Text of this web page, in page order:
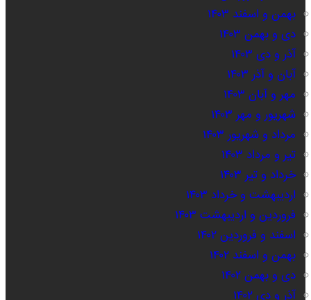
بهمن و اسفند ۱۴۰۳
دی و بهمن ۱۴۰۳
آذر و دی ۱۴۰۳
آبان و آذر ۱۴۰۳
مهر و آبان ۱۴۰۳
شهریور و مهر ۱۴۰۳
مرداد و شهریور ۱۴۰۳
تیر و مرداد ۱۴۰۳
خرداد و تیر ۱۴۰۳
اردیبهشت و خرداد ۱۴۰۳
فروردین و اردیبهشت ۱۴۰۳
اسفند و فروردین ۱۴۰۲
بهمن و اسفند ۱۴۰۲
دی و بهمن ۱۴۰۲
آذر و دی ۱۴۰۲